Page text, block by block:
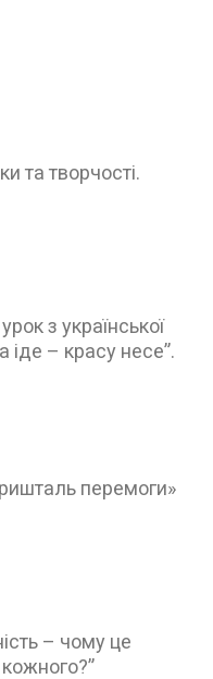
та творчості.
з української
іде – красу несе”.
перемоги»
– чому це